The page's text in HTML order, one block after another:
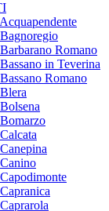
Romano
in Teverina
Romano